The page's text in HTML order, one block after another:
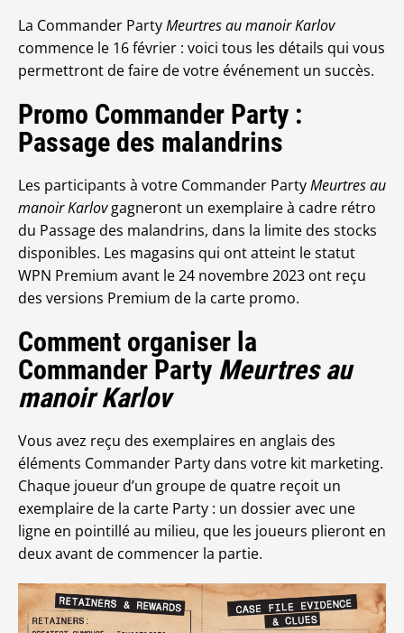
La Commander PartyMeurtres au manoir Karlov
commence le 16 février : voici tous les détails qui vous
permettront de faire de votre événement un succès.
Promo Commander Party :
Passage des malandrins
Les participants à votre Commander PartyMeurtres au
manoir Karlovgagneront un exemplaire à cadre rétro
du Passage des malandrins, dans la limite des stocks
disponibles. Les magasins qui ont atteint le statut
WPN Premium avant le 24 novembre 2023 ont reçu
des versions Premium de la carte promo.
Comment organiser la
Commander Party Meurtres au
manoir Karlov
Vous avez reçu des exemplaires en anglais des
éléments Commander Party dans votre kit marketing.
Chaque joueur d’un groupe de quatre reçoit un
exemplaire de la carte Party : un dossier avec une
ligne en pointillé au milieu, que les joueurs plieront en
deux avant de commencer la partie.